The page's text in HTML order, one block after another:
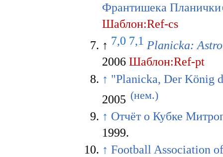
Франтишека Планички
Шаблон:Ref-cs
↑ 7,0 7,1 Planicka:
2006Шаблон:Ref-pt
↑ "Planicka, Der König
2005 (нем.)
↑ Отчёт о Кубке
1999.
↑ Football Association